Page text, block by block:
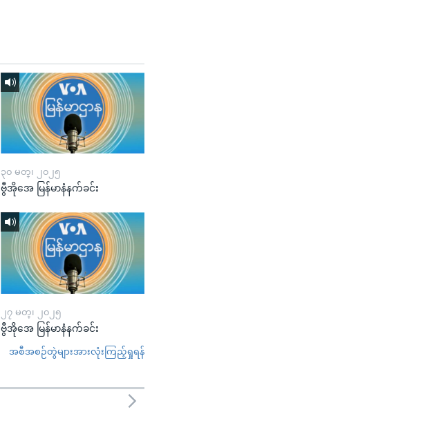
၃၀ မတ္၊ ၂၀၂၅
ဗွီအိုအေ မြန်မာနံနက်ခင်း
၂၇ မတ္၊ ၂၀၂၅
ဗွီအိုအေ မြန်မာနံနက်ခင်း
အစီအစဉ်တွဲများအားလုံးကြည့်ရှုရန်